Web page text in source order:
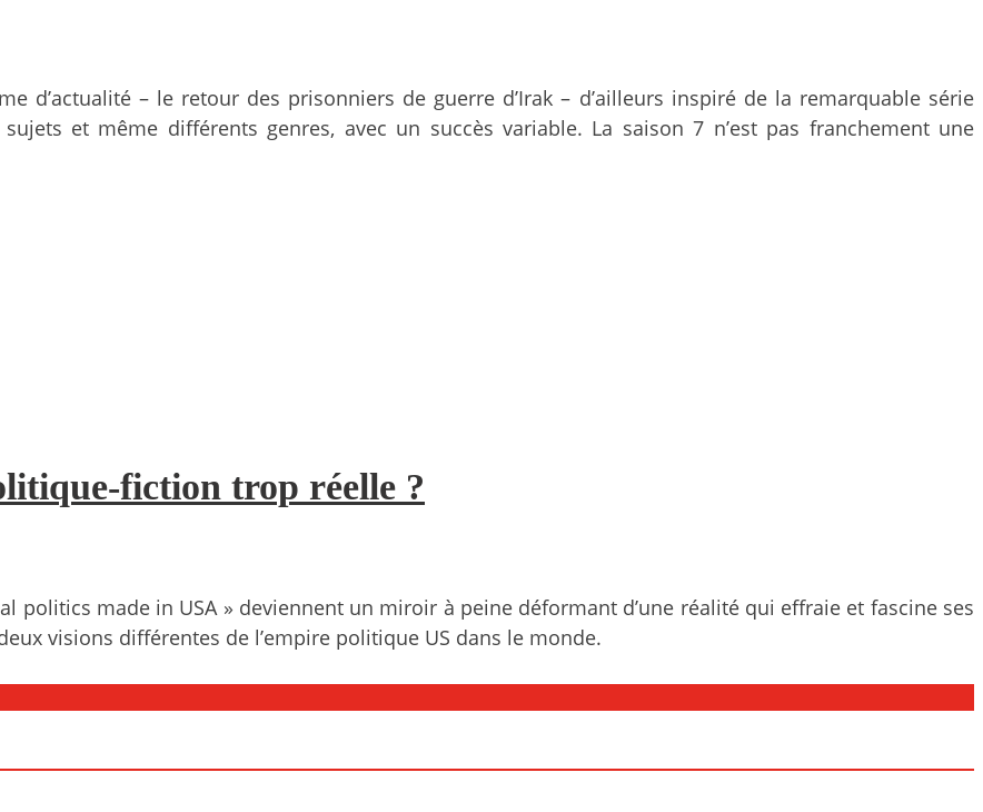
d’actualité – le retour des prisonniers de guerre d’Irak – d’ailleurs inspiré de la remarquable série
et même différents genres, avec un succès variable. La saison 7 n’est pas franchement une
fiction trop réelle ?
politics made in USA » deviennent un miroir à peine déformant d’une réalité qui effraie et fascine ses
visions différentes de l’empire politique US dans le monde.